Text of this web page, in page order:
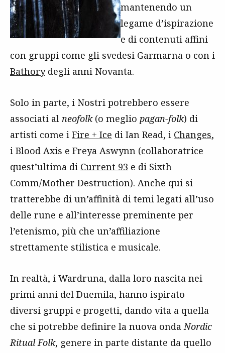
mantenendo un
legame d’ispirazione
e di contenuti affini
con gruppi come gli svedesi Garmarna o con i
Bathorydegli anni Novanta.
Solo in parte, i Nostri potrebbero essere
associati al neofolk(o meglio pagan-folk) di
artisti come i Fire + Ice di Ian Read, i Changes,
i Blood Axis e Freya Aswynn (collaboratrice
quest’ultima di Current 93 e di Sixth
Comm/Mother Destruction). Anche qui si
tratterebbe di un’affinità di temi legati all’uso
delle rune e all’interesse preminente per
l’etenismo, più che un’affiliazione
strettamente stilistica e musicale.
In realtà, i Wardruna, dalla loro nascita nei
primi anni del Duemila, hanno ispirato
diversi gruppi e progetti, dando vita a quella
che si potrebbe definire la nuova onda Nordic
Ritual Folk, genere in parte distante da quello